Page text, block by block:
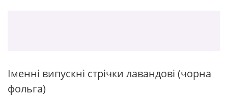
Іменні випускні стрічки лавандові (чорна
фольга)